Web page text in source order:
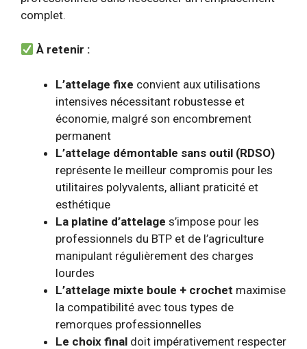
complet.
À retenir :
L’attelage fixe convient aux utilisations
intensives nécessitant robustesse et
économie, malgré son encombrement
permanent
L’attelage démontable sans outil (RDSO)
représente le meilleur compromis pour les
utilitaires polyvalents, alliant praticité et
esthétique
La platine d’attelage s’impose pour les
professionnels du BTP et de l’agriculture
manipulant régulièrement des charges
lourdes
L’attelage mixte boule + crochet maximise
la compatibilité avec tous types de
remorques professionnelles
Le choix final doit impérativement respecter